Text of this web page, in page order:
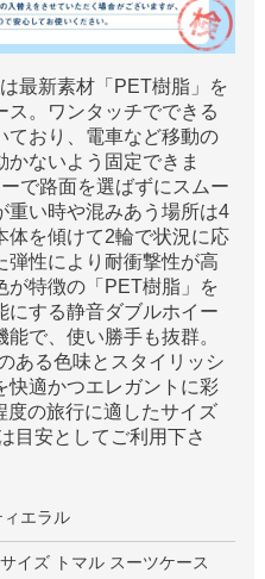
最新素材「PET樹脂」を
ス。ワンタッチでできる
ており、電車など移動の
かないよう固定できま
で路面を選ばずにスムー
重い時や混みあう場所は4
体を傾けて2輪で状況に応
弾性により耐衝撃性が高
が特徴の「PET樹脂」を
にする静音ダブルホイー
で、使い勝手も抜群。
ある色味とスタイリッシ
快適かつエレガントに彩
度の旅行に適したサイズ
目安としてご利用下さ
ィエラル
イズ トマル スーツケース